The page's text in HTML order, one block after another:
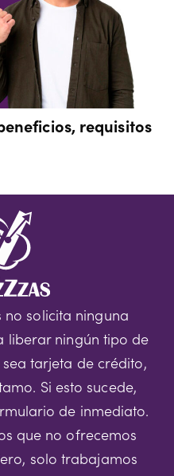
requisitos
no solicita ninguna
liberar ningún tipo de
tarjeta de crédito,
Si esto sucede,
de inmediato.
que no ofrecemos
solo trabajamos